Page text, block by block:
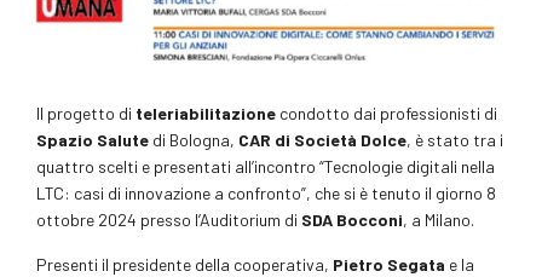
Il progetto di teleriabilitazione condotto dai professionisti di
Spazio Salute di Bologna, CAR di Società Dolce, è stato tra i
quattro scelti e presentati all’incontro “Tecnologie digitali nella
LTC: casi di innovazione a confronto”, che si è tenuto il giorno 8
ottobre 2024 presso l’Auditorium di SDA Bocconi, a Milano.
Presenti il presidente della cooperativa, Pietro Segata e la